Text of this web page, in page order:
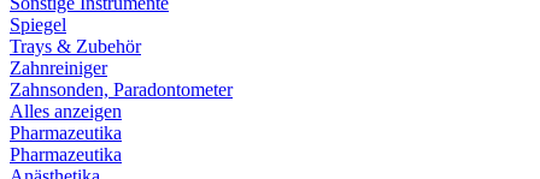
Spiegel
Trays & Zubehör
Zahnreiniger
Zahnsonden, Paradontometer
Alles anzeigen
Pharmazeutika
Pharmazeutika